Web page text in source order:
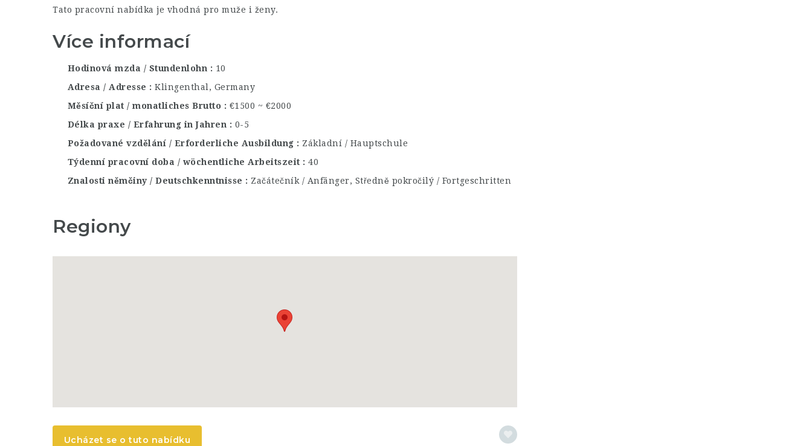
Tato pracovní nabídka je vhodná pro muže i ženy.
Více informací
Hodinová mzda / Stundenlohn
10
Adresa / Adresse
Klingenthal, Germany
Měsíční plat / monatliches Brutto
€1500 ~ €2000
Délka praxe / Erfahrung in Jahren
0-5
Požadované vzdělání / Erforderliche Ausbildung
Základní / Hauptschule
Týdenní pracovní doba / wöchentliche Arbeitszeit
40
Znalosti němčiny / Deutschkenntnisse
Začátečník / Anfänger, Středně pokročilý / Fortgeschritten
Regiony
Ucházet se o tuto nabídku